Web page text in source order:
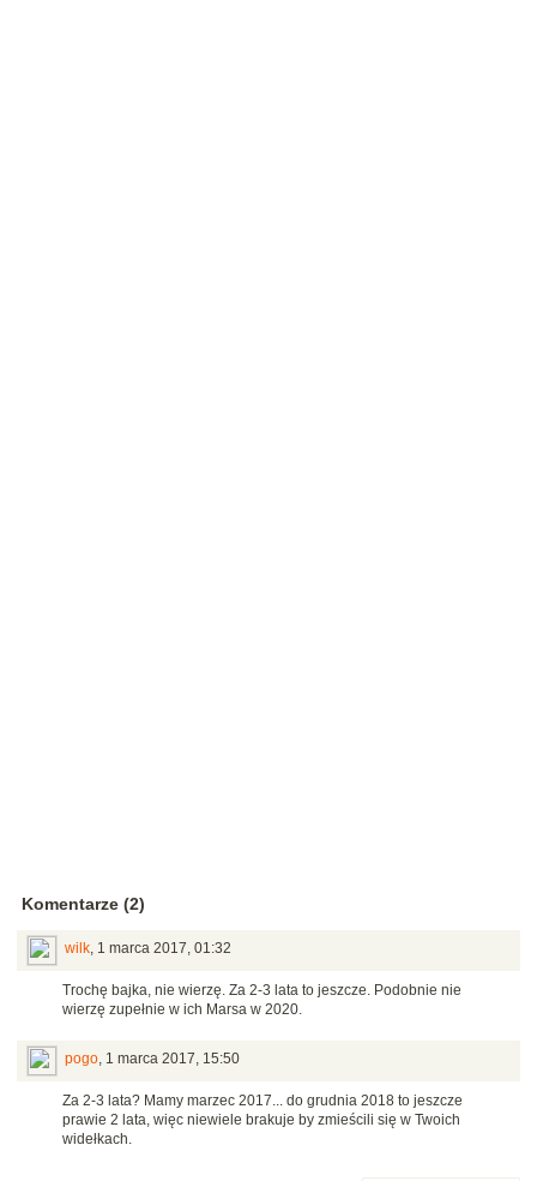
Komentarze (2)
wilk, 1 marca 2017, 01:32
Trochę bajka, nie wierzę. Za 2-3 lata to jeszcze. Podobnie nie
wierzę zupełnie w ich Marsa w 2020.
pogo, 1 marca 2017, 15:50
Za 2-3 lata? Mamy marzec 2017... do grudnia 2018 to jeszcze
prawie 2 lata, więc niewiele brakuje by zmieścili się w Twoich
widełkach.